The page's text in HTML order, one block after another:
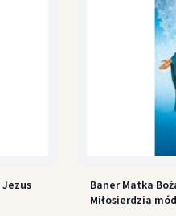
Baner Matka
Miłosierdzia